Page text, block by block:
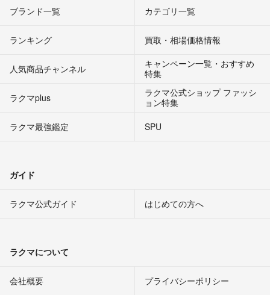
ブランド一覧 カテゴリ一覧
ランキング 買取・相場価格情報
人気商品チャンネル
キャンペーン一覧・おすすめ
特集
ラクマplus
ラクマ公式ショップ ファッシ
ョン特集
ラクマ最強鑑定
SPU
ガイド
ラクマ公式ガイド はじめての方へ
ラクマについて
会社概要 プライバシーポリシー